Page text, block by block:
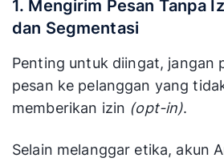
1. Mengirim Pesan Tanpa
dan Segmentasi
Penting untuk diingat, jangan
pesan ke pelanggan yang
memberikan izin (opt-in).
Selain melanggar etika, akun